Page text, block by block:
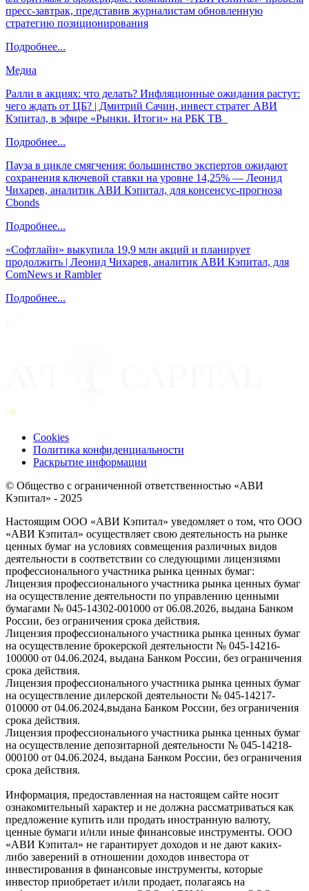
пресс-завтрак, представив журналистам обновленную
стратегию позиционирования
Подробнее...
Медиа
Ралли в акциях: что делать? Инфляционные ожидания растут:
чего ждать от ЦБ? | Дмитрий Сачин, инвест стратег АВИ
Кэпитал, в эфире «Рынки. Итоги» на РБК ТВ
Подробнее...
Пауза в цикле смягчения: большинство экспертов ожидают
сохранения ключевой ставки на уровне 14,25% — Леонид
Чихарев, аналитик АВИ Кэпитал, для консенсус-прогноза
Cbonds
Подробнее...
«Софтлайн» выкупила 19,9 млн акций и планирует
продолжить | Леонид Чихарев, аналитик АВИ Кэпитал, для
ComNews и Rambler
Подробнее...
Cookies
Политика конфиденциальности
Раскрытие информации
© Общество с ограниченной ответственностью «АВИ
Кэпитал» - 2025
Настоящим ООО «АВИ Кэпитал» уведомляет о том, что ООО
«АВИ Кэпитал» осуществляет свою деятельность на рынке
ценных бумаг на условиях совмещения различных видов
деятельности в соответствии со следующими лицензиями
профессионального участника рынка ценных бумаг:
Лицензия профессионального участника рынка ценных бумаг
на осуществление деятельности по управлению ценными
бумагами № 045-14302-001000 от 06.08.2026, выдана Банком
России, без ограничения срока действия.
Лицензия профессионального участника рынка ценных бумаг
на осуществление брокерской деятельности № 045-14216-
100000 от 04.06.2024, выдана Банком России, без ограничения
срока действия.
Лицензия профессионального участника рынка ценных бумаг
на осуществление дилерской деятельности № 045-14217-
010000 от 04.06.2024,выдана Банком России, без ограничения
срока действия.
Лицензия профессионального участника рынка ценных бумаг
на осуществление депозитарной деятельности № 045-14218-
000100 от 04.06.2024, выдана Банком России, без ограничения
срока действия.
Информация, предоставленная на настоящем сайте носит
ознакомительный характер и не должна рассматриваться как
предложение купить или продать иностранную валюту,
ценные бумаги и/или иные финансовые инструменты. ООО
«АВИ Кэпитал» не гарантирует доходов и не дают каких-
либо заверений в отношении доходов инвестора от
инвестирования в финансовые инструменты, которые
инвестор приобретает и/или продает, полагаясь на